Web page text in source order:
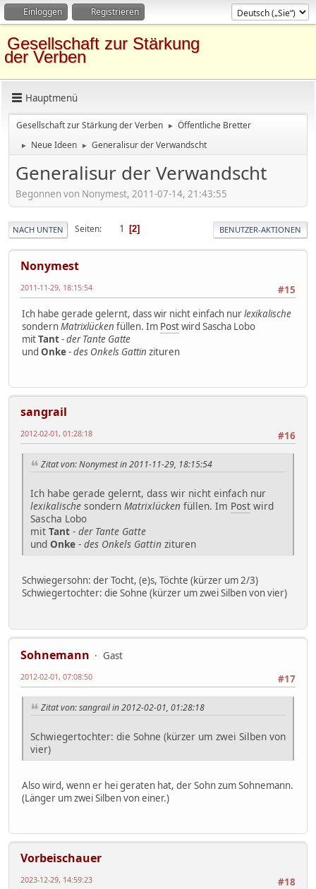
Einloggen Registrieren
Gesellschaft zur Stärkung
der Verben
Hauptmenü
Gesellschaft zur Stärkung der Verben ► Öffentliche Bretter
► Neue Ideen ► Generalisur der Verwandscht
Generalisur der Verwandscht
Begonnen von Nonymest, 2011-07-14, 21:43:55
NACH UNTEN Seiten 1 2 BENUTZER-AKTIONEN
Nonymest
#15
2011-11-29, 18:15:54
Ich habe gerade gelernt, dass wir nicht einfach nurlexikalische
sondernMatrixlücken füllen. Im Postwird Sascha Lobo
mitTant-der Tante Gatte
und Onke-des Onkels Gattin zituren
sangrail
#16
2012-02-01, 01:28:18
Zitat von: Nonymest in 2011-11-29, 18:15:54
Ich habe gerade gelernt, dass wir nicht einfach nur
lexikalische sondern Matrixlücken füllen. Im Post wird
Sascha Lobo
mit Tant - der Tante Gatte
und Onke - des Onkels Gattin zituren
Schwiegersohn: der Tocht, (e)s, Töchte (kürzer um 2/3)
Schwiegertochter: die Sohne (kürzer um zwei Silben von vier)
Sohnemann
Gast
#17
2012-02-01, 07:08:50
Zitat von: sangrail in 2012-02-01, 01:28:18
Schwiegertochter: die Sohne (kürzer um zwei Silben von
vier)
Also wird, wenn er hei geraten hat, der Sohn zum Sohnemann.
(Länger um zwei Silben von einer.)
Vorbeischauer
#18
2023-12-29, 14:59:23